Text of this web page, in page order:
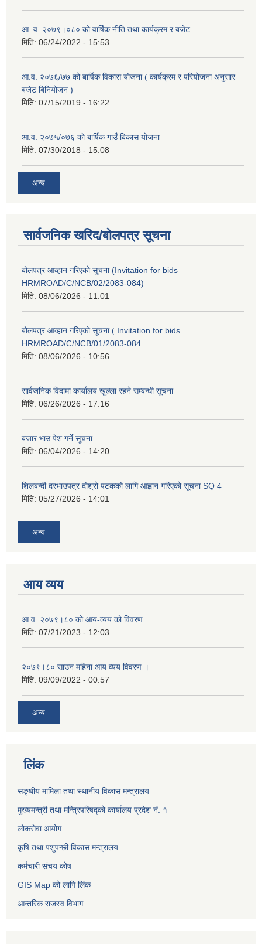
आ. व. २०७९।०८० को वार्षिक नीति तथा कार्यक्रम र बजेट
मिति: 06/24/2022 - 15:53
आ.व. २०७६/७७ को बार्षिक विकास योजना ( कार्यक्रम र परियोजना अनुसार
बजेट बिनियोजन )
मिति: 07/15/2019 - 16:22
आ.व. २०७५/०७६ काे बार्षिक गाउँ बिकास योजना
मिति: 07/30/2018 - 15:08
अन्य
सार्वजनिक खरिद/बोलपत्र सूचना
बोलपत्र आव्हान गरिएको सूचना (Invitation for bids
HRMROAD/C/NCB/02/2083-084)
मिति: 08/06/2026 - 11:01
बोलपत्र आव्हान गरिएको सूचना ( Invitation for bids
HRMROAD/C/NCB/01/2083-084
मिति: 08/06/2026 - 10:56
सार्वजनिक विदामा कार्यालय खुल्ला रहने सम्बन्धी सूचना
मिति: 06/26/2026 - 17:16
बजार भाउ पेश गर्ने सूचना
मिति: 06/04/2026 - 14:20
शिलबन्दी दरभाउपत्र दोश्रो पटकको लागि आह्वान गरिएको सूचना SQ 4
मिति: 05/27/2026 - 14:01
अन्य
आय व्यय
आ.व. २०७९।८० को आय-व्यय को विवरण
मिति: 07/21/2023 - 12:03
२०७९।८० साउन महिना आय व्यय विवरण ।
मिति: 09/09/2022 - 00:57
अन्य
लिंक
सङ्घीय मामिला तथा स्थानीय विकास मन्त्रालय
मुख्यमन्त्री तथा मन्त्रिपरिषद्को कार्यालय प्रदेश नं. १
लोकसेवा आयोग ​​​​
कृषि तथा पशुपन्छी विकास मन्त्रालय
कर्मचारी संचय कोष
GIS Map को लागि लिंक
आन्तरिक राजस्व विभाग